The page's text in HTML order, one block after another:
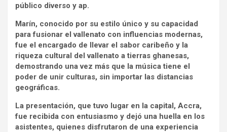
público diverso y ap.
Marín, conocido por su estilo único y su capacidad
para fusionar el vallenato con influencias modernas,
fue el encargado de llevar el sabor caribeño y la
riqueza cultural del vallenato a tierras ghanesas,
demostrando una vez más que la música tiene el
poder de unir culturas, sin importar las distancias
geográficas.
La presentación, que tuvo lugar en la capital, Accra,
fue recibida con entusiasmo y dejó una huella en los
asistentes, quienes disfrutaron de una experiencia